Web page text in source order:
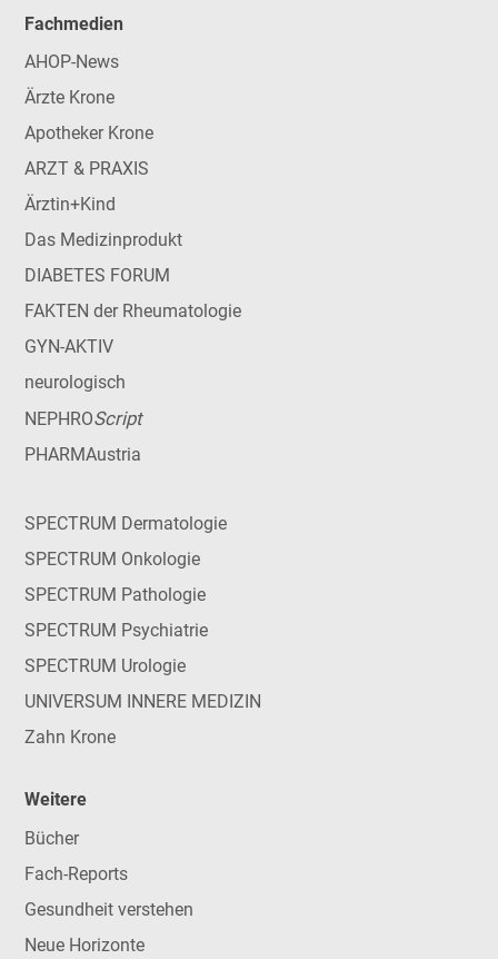
Fachmedien
AHOP-News
Ärzte Krone
Apotheker Krone
ARZT & PRAXIS
Ärztin+Kind
Das Medizinprodukt
DIABETES FORUM
FAKTEN der Rheumatologie
GYN-AKTIV
neurologisch
NEPHROScript
PHARMAustria
SPECTRUM Dermatologie
SPECTRUM Onkologie
SPECTRUM Pathologie
SPECTRUM Psychiatrie
SPECTRUM Urologie
UNIVERSUM INNERE MEDIZIN
Zahn Krone
Weitere
Bücher
Fach-Reports
Gesundheit verstehen
Neue Horizonte